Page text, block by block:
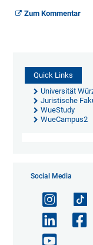
Zum Kommentar
Quick Links
Universität
Juristische
WueStudy
WueCampus2
Social Media